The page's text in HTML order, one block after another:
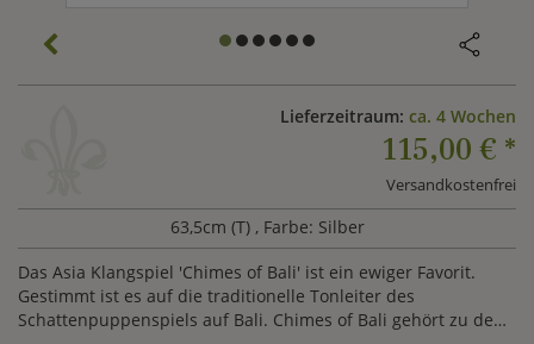
Lieferzeitraum: ca. 4 Wochen
115,00 € *
Versandkostenfrei
63,5cm (T) , Farbe: Silber
Das Asia Klangspiel 'Chimes of Bali' ist ein ewiger Favorit.
Gestimmt ist es auf die traditionelle Tonleiter des
Schattenpuppenspiels auf Bali. Chimes of Bali gehört zu den